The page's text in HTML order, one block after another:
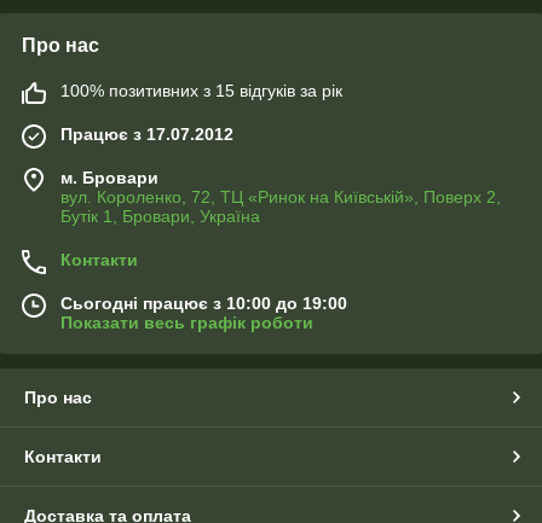
Про нас
100% позитивних з 15 відгуків за рік
Працює з 17.07.2012
м. Бровари
вул. Короленко, 72, ТЦ «Ринок на Київській», Поверх 2,
Бутік 1, Бровари, Україна
Контакти
Сьогодні працює з 10:00 до 19:00
Показати весь графік роботи
Про нас
Контакти
Доставка та оплата